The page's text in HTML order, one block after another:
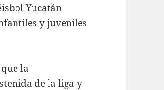
Yucatán
y juveniles
la
de la liga y